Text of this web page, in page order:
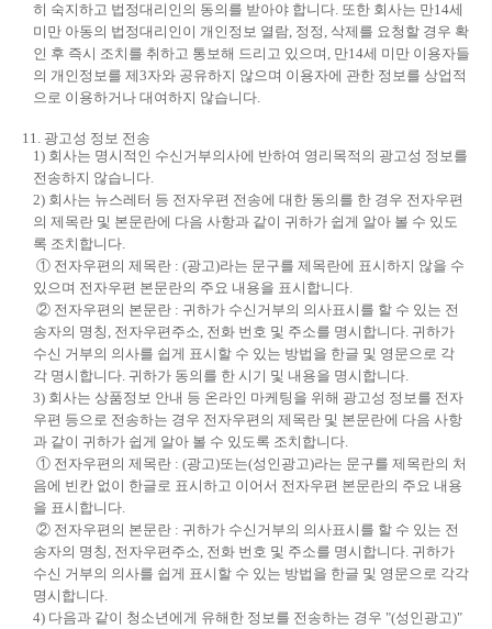
히 숙지하고 법정대리인의 동의를 받아야 합니다. 또한 회사는 만14세
미만 아동의 법정대리인이 개인정보 열람, 정정, 삭제를 요청할 경우 확
인 후 즉시 조치를 취하고 통보해 드리고 있으며, 만14세 미만 이용자들
의 개인정보를 제3자와 공유하지 않으며 이용자에 관한 정보를 상업적
으로 이용하거나 대여하지 않습니다.
11. 광고성 정보 전송
1) 회사는 명시적인 수신거부의사에 반하여 영리목적의 광고성 정보를
전송하지 않습니다.
2) 회사는 뉴스레터 등 전자우편 전송에 대한 동의를 한 경우 전자우편
의 제목란 및 본문란에 다음 사항과 같이 귀하가 쉽게 알아 볼 수 있도
록 조치합니다.
① 전자우편의 제목란 : (광고)라는 문구를 제목란에 표시하지 않을 수
있으며 전자우편 본문란의 주요 내용을 표시합니다.
② 전자우편의 본문란 : 귀하가 수신거부의 의사표시를 할 수 있는 전
송자의 명칭, 전자우편주소, 전화 번호 및 주소를 명시합니다. 귀하가
수신 거부의 의사를 쉽게 표시할 수 있는 방법을 한글 및 영문으로 각
각 명시합니다. 귀하가 동의를 한 시기 및 내용을 명시합니다.
3) 회사는 상품정보 안내 등 온라인 마케팅을 위해 광고성 정보를 전자
우편 등으로 전송하는 경우 전자우편의 제목란 및 본문란에 다음 사항
과 같이 귀하가 쉽게 알아 볼 수 있도록 조치합니다.
① 전자우편의 제목란 : (광고)또는(성인광고)라는 문구를 제목란의 처
음에 빈칸 없이 한글로 표시하고 이어서 전자우편 본문란의 주요 내용
을 표시합니다.
② 전자우편의 본문란 : 귀하가 수신거부의 의사표시를 할 수 있는 전
송자의 명칭, 전자우편주소, 전화 번호 및 주소를 명시합니다. 귀하가
수신 거부의 의사를 쉽게 표시할 수 있는 방법을 한글 및 영문으로 각각
명시합니다.
4) 다음과 같이 청소년에게 유해한 정보를 전송하는 경우 "(성인광고)"